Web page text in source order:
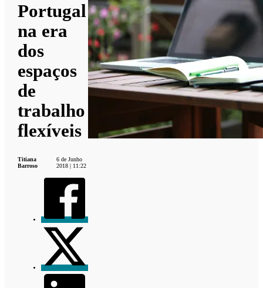
Portugal
na era
dos
espaços
de
trabalho
flexíveis
Titiana
Barroso
6 de Junho
2018 | 11:22